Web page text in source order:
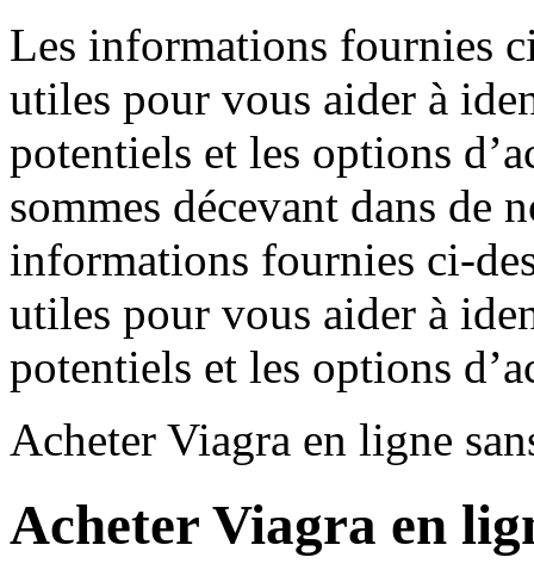
Les informations fournies
utiles pour vous aider à
potentiels et les options
sommes décevant dans de
informations fournies ci-
utiles pour vous aider à
potentiels et les options
Acheter Viagra en ligne
Acheter Viagra en